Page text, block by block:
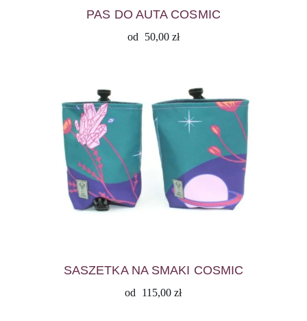
PAS DO AUTA COSMIC
od 50,00 zł
SASZETKA NA SMAKI COSMIC
od 115,00zł